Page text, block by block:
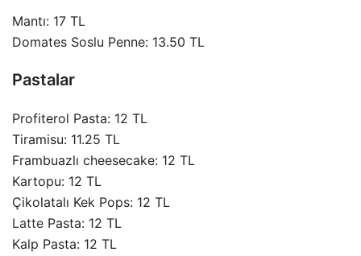
Mantı: 17 TL
Domates Soslu Penne: 13.50 TL
Pastalar
Profiterol Pasta: 12 TL
Tiramisu: 11.25 TL
Frambuazlı cheesecake: 12 TL
Kartopu: 12 TL
Çikolatalı Kek Pops: 12 TL
Latte Pasta: 12 TL
Kalp Pasta: 12 TL